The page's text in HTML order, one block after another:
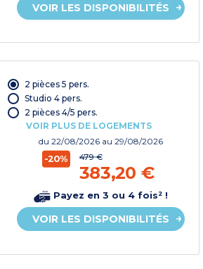
VOIR LES DISPONIBILITÉS
2 pièces 5 pers.
Studio 4 pers.
2 pièces 4/5 pers.
VOIR PLUS DE LOGEMENTS
du22/08/2026 au 29/08/2026
-20% 479 €
383,20 €
Payez en 3 ou 4 fois² !
VOIR LES DISPONIBILITÉS